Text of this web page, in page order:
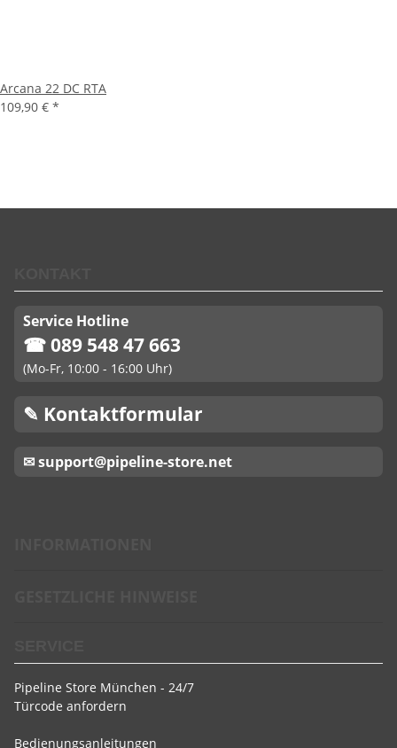
Arcana 22 DC RTA
109,90 € *
Service Hotline
☎ 089 548 47 663
(Mo-Fr, 10:00 - 16:00 Uhr)
✎ Kontaktformular
✉ support@pipeline-store.net
Pipeline Store München - 24/7
Türcode anfordern
Bedienungsanleitungen